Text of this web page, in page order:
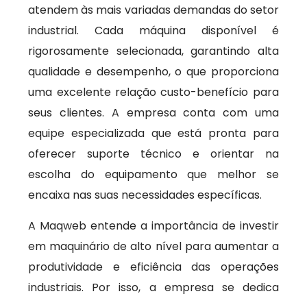
atendem às mais variadas demandas do setor
industrial. Cada máquina disponível é
rigorosamente selecionada, garantindo alta
qualidade e desempenho, o que proporciona
uma excelente relação custo-benefício para
seus clientes. A empresa conta com uma
equipe especializada que está pronta para
oferecer suporte técnico e orientar na
escolha do equipamento que melhor se
encaixa nas suas necessidades específicas.
A Maqweb entende a importância de investir
em maquinário de alto nível para aumentar a
produtividade e eficiência das operações
industriais. Por isso, a empresa se dedica